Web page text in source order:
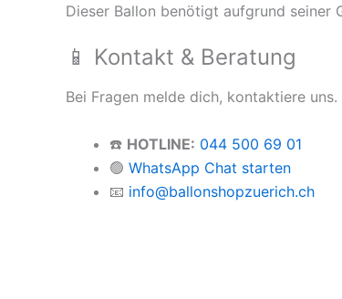
Dieser Ballon benötigt aufgrund seiner
📱 Kontakt & Beratung
Bei Fragen melde dich, kontaktiere
☎️ HOTLINE: 044 500 69 01
🟢 WhatsApp Chat starten
📧 info@ballonshopzuerich.ch